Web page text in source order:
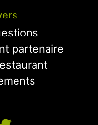
partenaire